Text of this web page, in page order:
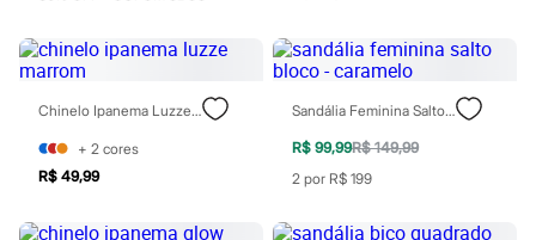
4 a 12 anos
10 a 16 anos
Acessórios
Recém-nascido
Bolsas e Mochilas
Chapéus
Calçados
Botas
Pantufas
Chinelo Ipanema Luzze Marrom
+ 2 cores
R$ 49,99
Sandália Feminina Salto Bloco - Caramelo
R$ 99,99R$ 149,99
2 por R$ 199